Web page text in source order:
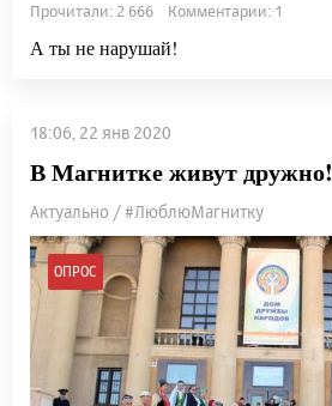
Прочитали: 2 666 Комментарии: 1
А ты не нарушай!
18:06, 22 янв 2020
В Магнитке живут дружно!
Актуально / #ЛюблюМагнитку
ОПРОС